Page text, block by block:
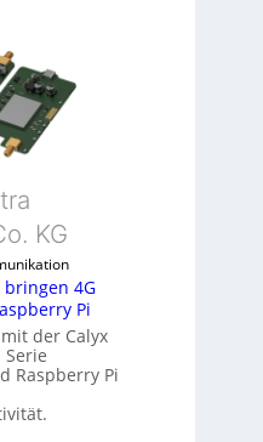
KG
4G
Pi
der Calyx
Raspberry Pi